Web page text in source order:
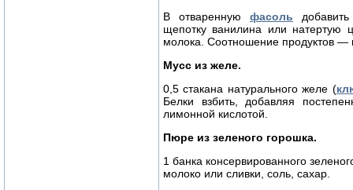
В отваренную фасоль
щепотку ванилина или натертую
молока. Соотношение продуктов —
Мусс из желе.
0,5 стакана натурального желе (
Белки взбить, добавляя
лимонной кислотой.
Пюре из зеленого горошка.
1 банка консервированного
молоко или сливки, соль, сахар.